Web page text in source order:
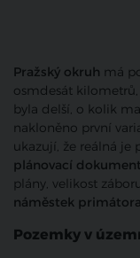
Pražský okruh má
osmdesát
byla delší, o kolik
nakloněno první
ukazují, že reálná je
plánovací
plány, velikost
náměstek primátora
Pozemky v